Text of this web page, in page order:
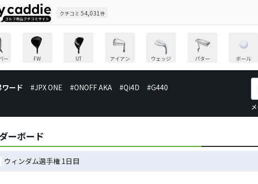
クチコミ 54,031 件
ー FW UT アイアン ウェッジ パター ボール
ード #JPX ONE #ONOFF AKA #Qi4D #G440
ーボード
ウィンダム選手権 1日目